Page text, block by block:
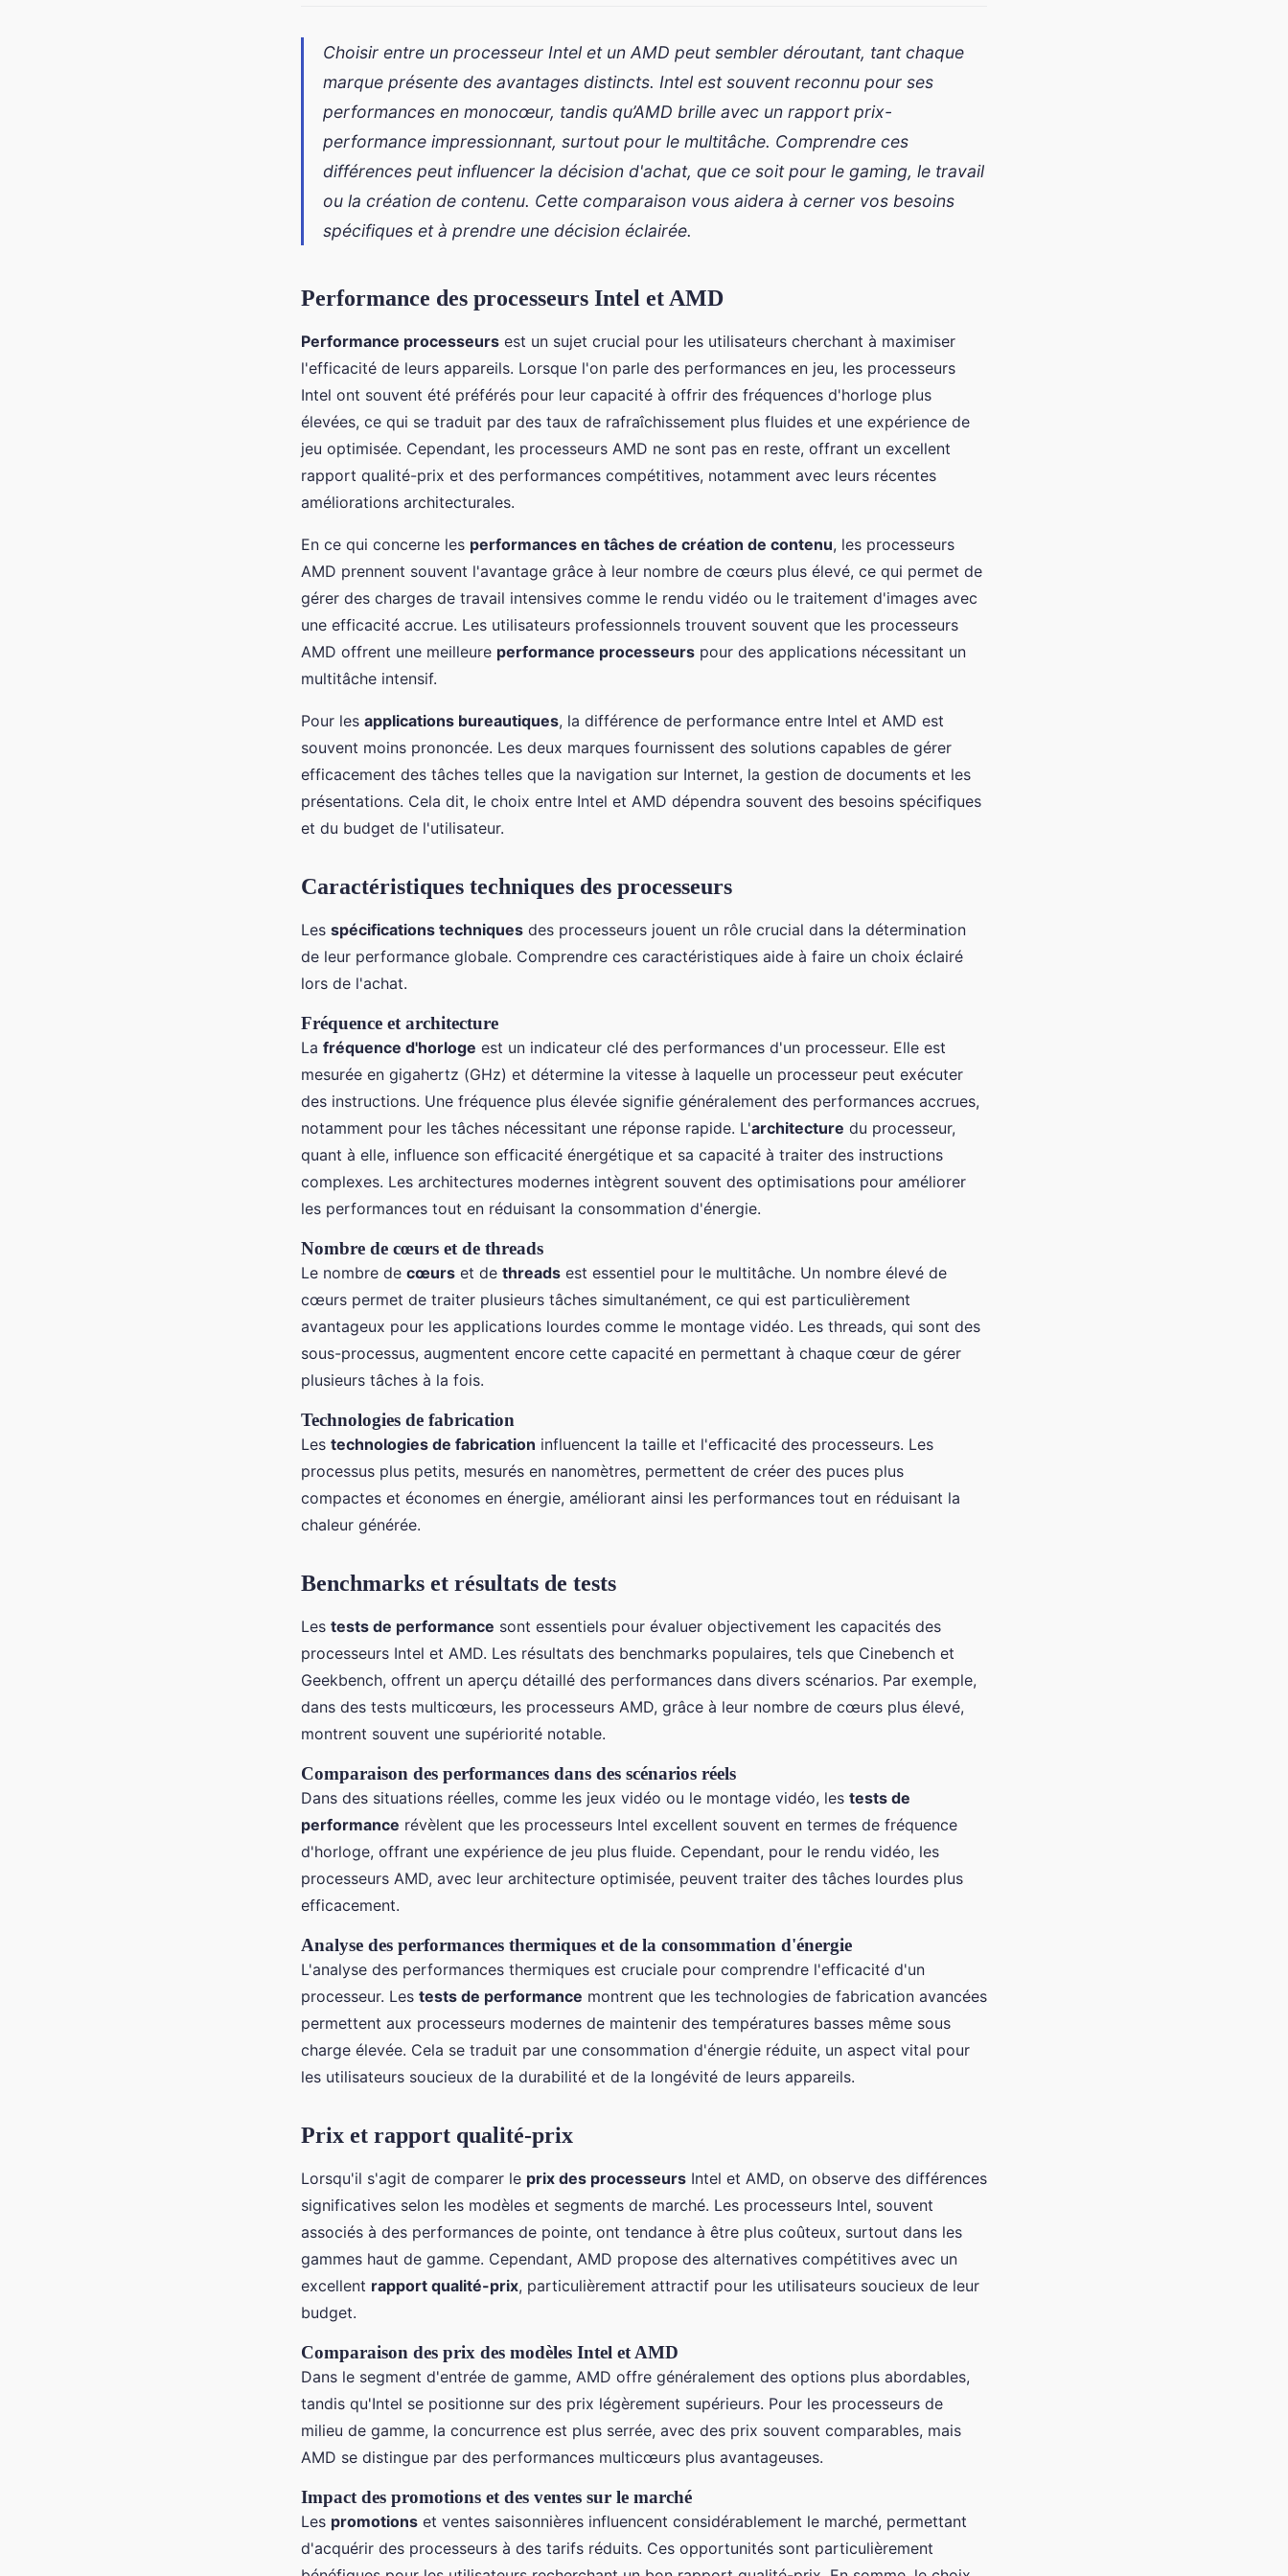
Choisir entre un processeur Intel et un AMD peut sembler déroutant, tant chaque
marque présente des avantages distincts. Intel est souvent reconnu pour ses
performances en monocœur, tandis qu’AMD brille avec un rapport prix-
performance impressionnant, surtout pour le multitâche. Comprendre ces
différences peut influencer la décision d'achat, que ce soit pour le gaming, le travail
ou la création de contenu. Cette comparaison vous aidera à cerner vos besoins
spécifiques et à prendre une décision éclairée.
Performance des processeurs Intel et AMD
Performance processeurs est un sujet crucial pour les utilisateurs cherchant à maximiser
l'efficacité de leurs appareils. Lorsque l'on parle des performances en jeu, les processeurs
Intel ont souvent été préférés pour leur capacité à offrir des fréquences d'horloge plus
élevées, ce qui se traduit par des taux de rafraîchissement plus fluides et une expérience de
jeu optimisée. Cependant, les processeurs AMD ne sont pas en reste, offrant un excellent
rapport qualité-prix et des performances compétitives, notamment avec leurs récentes
améliorations architecturales.
En ce qui concerne les performances en tâches de création de contenu, les processeurs
AMD prennent souvent l'avantage grâce à leur nombre de cœurs plus élevé, ce qui permet de
gérer des charges de travail intensives comme le rendu vidéo ou le traitement d'images avec
une efficacité accrue. Les utilisateurs professionnels trouvent souvent que les processeurs
AMD offrent une meilleure performance processeurs pour des applications nécessitant un
multitâche intensif.
Pour les applications bureautiques, la différence de performance entre Intel et AMD est
souvent moins prononcée. Les deux marques fournissent des solutions capables de gérer
efficacement des tâches telles que la navigation sur Internet, la gestion de documents et les
présentations. Cela dit, le choix entre Intel et AMD dépendra souvent des besoins spécifiques
et du budget de l'utilisateur.
Caractéristiques techniques des processeurs
Les spécifications techniques des processeurs jouent un rôle crucial dans la détermination
de leur performance globale. Comprendre ces caractéristiques aide à faire un choix éclairé
lors de l'achat.
Fréquence et architecture
La fréquence d'horloge est un indicateur clé des performances d'un processeur. Elle est
mesurée en gigahertz (GHz) et détermine la vitesse à laquelle un processeur peut exécuter
des instructions. Une fréquence plus élevée signifie généralement des performances accrues,
notamment pour les tâches nécessitant une réponse rapide. L'architecture du processeur,
quant à elle, influence son efficacité énergétique et sa capacité à traiter des instructions
complexes. Les architectures modernes intègrent souvent des optimisations pour améliorer
les performances tout en réduisant la consommation d'énergie.
Nombre de cœurs et de threads
Le nombre de cœurs et de threads est essentiel pour le multitâche. Un nombre élevé de
cœurs permet de traiter plusieurs tâches simultanément, ce qui est particulièrement
avantageux pour les applications lourdes comme le montage vidéo. Les threads, qui sont des
sous-processus, augmentent encore cette capacité en permettant à chaque cœur de gérer
plusieurs tâches à la fois.
Technologies de fabrication
Les technologies de fabrication influencent la taille et l'efficacité des processeurs. Les
processus plus petits, mesurés en nanomètres, permettent de créer des puces plus
compactes et économes en énergie, améliorant ainsi les performances tout en réduisant la
chaleur générée.
Benchmarks et résultats de tests
Les tests de performance sont essentiels pour évaluer objectivement les capacités des
processeurs Intel et AMD. Les résultats des benchmarks populaires, tels que Cinebench et
Geekbench, offrent un aperçu détaillé des performances dans divers scénarios. Par exemple,
dans des tests multicœurs, les processeurs AMD, grâce à leur nombre de cœurs plus élevé,
montrent souvent une supériorité notable.
Comparaison des performances dans des scénarios réels
Dans des situations réelles, comme les jeux vidéo ou le montage vidéo, les tests de
performance révèlent que les processeurs Intel excellent souvent en termes de fréquence
d'horloge, offrant une expérience de jeu plus fluide. Cependant, pour le rendu vidéo, les
processeurs AMD, avec leur architecture optimisée, peuvent traiter des tâches lourdes plus
efficacement.
Analyse des performances thermiques et de la consommation d'énergie
L'analyse des performances thermiques est cruciale pour comprendre l'efficacité d'un
processeur. Les tests de performance montrent que les technologies de fabrication avancées
permettent aux processeurs modernes de maintenir des températures basses même sous
charge élevée. Cela se traduit par une consommation d'énergie réduite, un aspect vital pour
les utilisateurs soucieux de la durabilité et de la longévité de leurs appareils.
Prix et rapport qualité-prix
Lorsqu'il s'agit de comparer le prix des processeurs Intel et AMD, on observe des différences
significatives selon les modèles et segments de marché. Les processeurs Intel, souvent
associés à des performances de pointe, ont tendance à être plus coûteux, surtout dans les
gammes haut de gamme. Cependant, AMD propose des alternatives compétitives avec un
excellent rapport qualité-prix, particulièrement attractif pour les utilisateurs soucieux de leur
budget.
Comparaison des prix des modèles Intel et AMD
Dans le segment d'entrée de gamme, AMD offre généralement des options plus abordables,
tandis qu'Intel se positionne sur des prix légèrement supérieurs. Pour les processeurs de
milieu de gamme, la concurrence est plus serrée, avec des prix souvent comparables, mais
AMD se distingue par des performances multicœurs plus avantageuses.
Impact des promotions et des ventes sur le marché
Les promotions et ventes saisonnières influencent considérablement le marché, permettant
d'acquérir des processeurs à des tarifs réduits. Ces opportunités sont particulièrement